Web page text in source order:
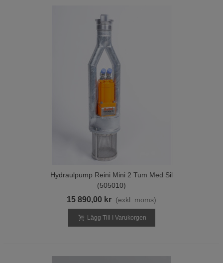
Hydraulpump Reini Mini 2 Tum Med Sil
(505010)
15 890,00 kr (exkl. moms)
Lägg Till I Varukorgen